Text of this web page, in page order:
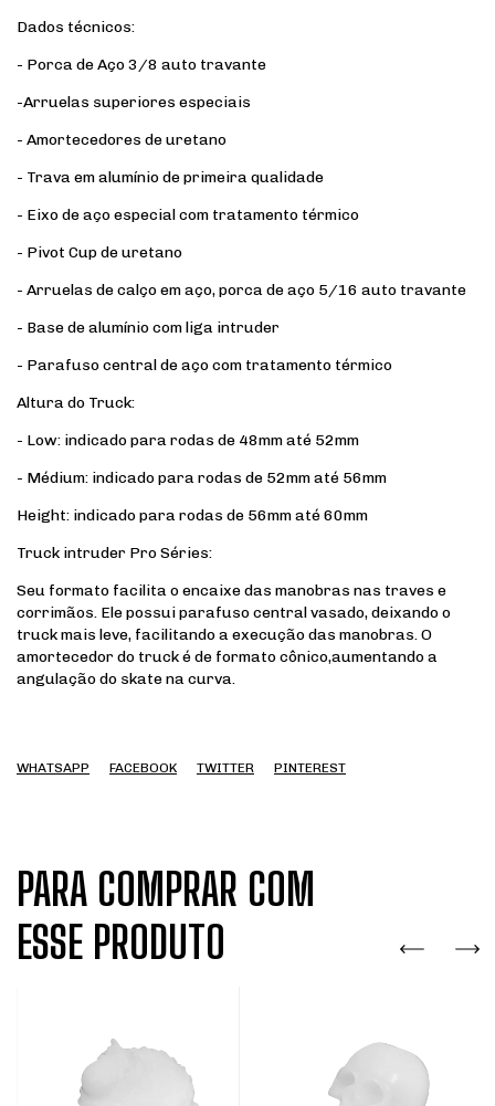
Dados técnicos:
- Porca de Aço 3/8 auto travante
-Arruelas superiores especiais
- Amortecedores de uretano
- Trava em alumínio de primeira qualidade
- Eixo de aço especial com tratamento térmico
- Pivot Cup de uretano
- Arruelas de calço em aço, porca de aço 5/16 auto travante
- Base de alumínio com liga intruder
- Parafuso central de aço com tratamento térmico
Altura do Truck:
- Low: indicado para rodas de 48mm até 52mm
- Médium: indicado para rodas de 52mm até 56mm
Height: indicado para rodas de 56mm até 60mm
Truck intruder Pro Séries:
Seu formato facilita o encaixe das manobras nas traves e
corrimãos. Ele possui parafuso central vasado, deixando o
truck mais leve, facilitando a execução das manobras. O
amortecedor do truck é de formato cônico,aumentando a
angulação do skate na curva.
WHATSAPP FACEBOOK TWITTER PINTEREST
PARA COMPRAR COM
ESSE PRODUTO